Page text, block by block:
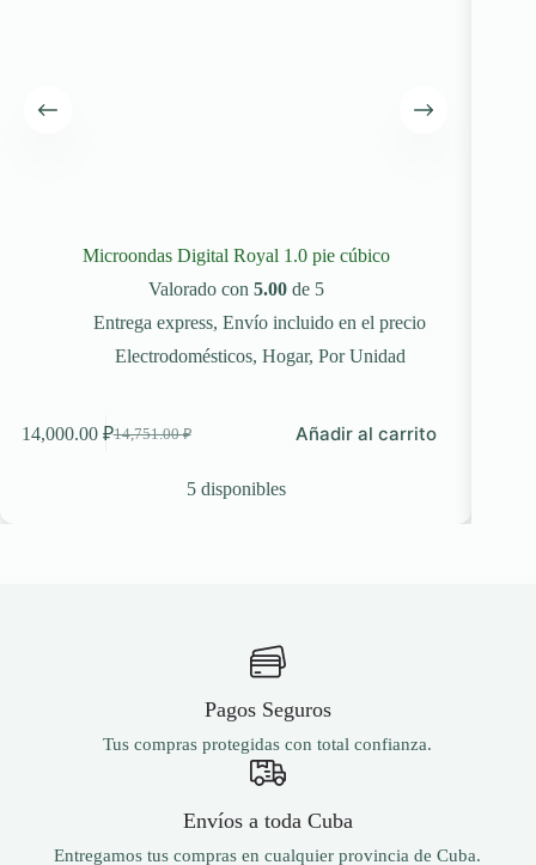
Microondas Digital Royal 1.0 pie cúbico
Valorado con 5.00de 5
Entrega express,Envío incluido en el precio
Electrodomésticos, Hogar, Por Unidad
14,751.00₽
El
14,000.00 ₽
El
Añadir al carrito
5 disponibles
Pagos Seguros
Tus compras protegidas con total confianza.
Envíos a toda Cuba
Entregamos tus compras en cualquier provincia de Cuba.